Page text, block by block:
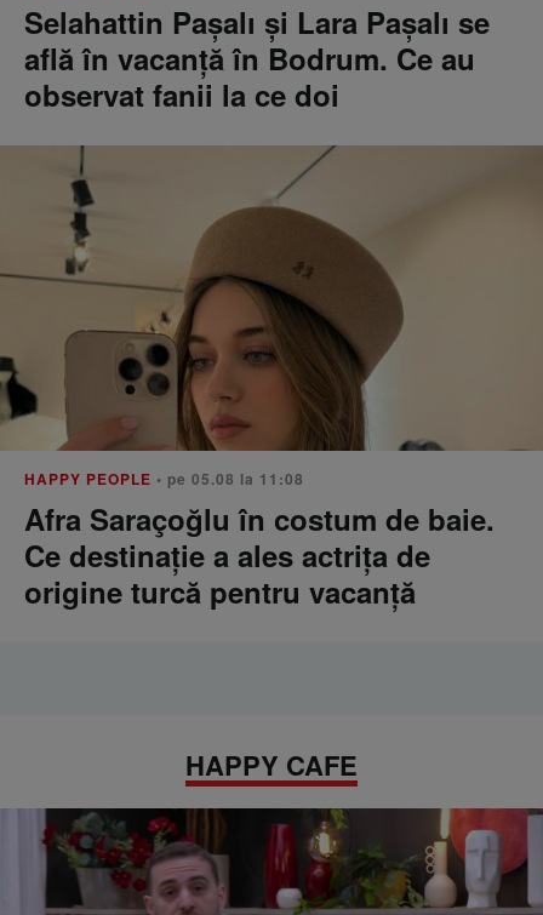
Selahattin Paşalı și Lara Paşalı se
află în vacanță în Bodrum. Ce au
observat fanii la ce doi
HAPPY PEOPLE • pe 05.08 la 11:08
Afra Saraçoğlu în costum de baie.
Ce destinație a ales actrița de
origine turcă pentru vacanță
HAPPY CAFE